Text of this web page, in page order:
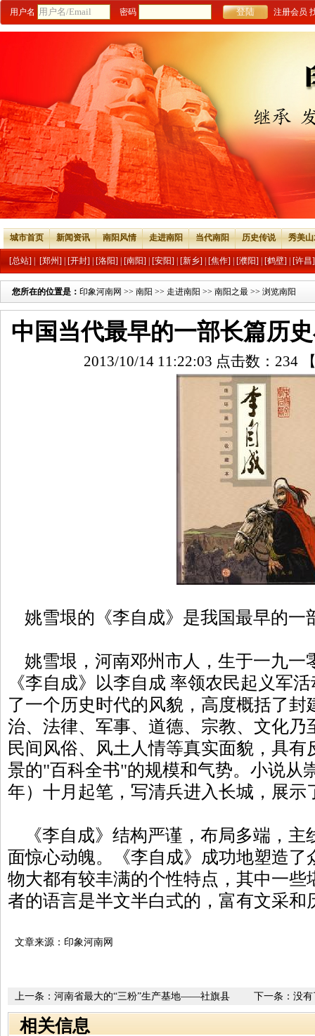
用户名 密码 注册会员
城市首页 新闻资讯 南阳风情 走进南阳 当代南阳 历史传说 秀美
[总站] [郑州] [开封] [洛阳] [南阳] [安阳] [新乡] [焦作] [濮阳] [鹤壁] [许昌]
您所在的位置是： 印象河南网 >> 南阳 >> 走进南阳 >> 南阳之最 >> 浏览南阳
中国当代最早的一部长篇历
2013/10/14 11:22:03 点击数： 234
姚雪垠的《李自成》是我国最早的一
姚雪垠，河南邓州市人，生于一九一
《李自成》以李自成 率领农民起义军
了一个历史时代的风貌，高度概括了封
治、法律、军事、道德、宗教、文化乃
民间风俗、风土人情等真实面貌，具
景的"百科全书"的规模和气势。小说从
年）十月起笔，写清兵进入长城，展示
《李自成》结构严谨，布局多端，主
面惊心动魄。《李自成》成功地塑造
物大都有较丰满的个性特点，其中一些
者的语言是半文半白式的，富有文采和
文章来源：印象河南网
下一条：没有
上一条： 河南省最大的“三粉”生产基地——社旗县
相关信息